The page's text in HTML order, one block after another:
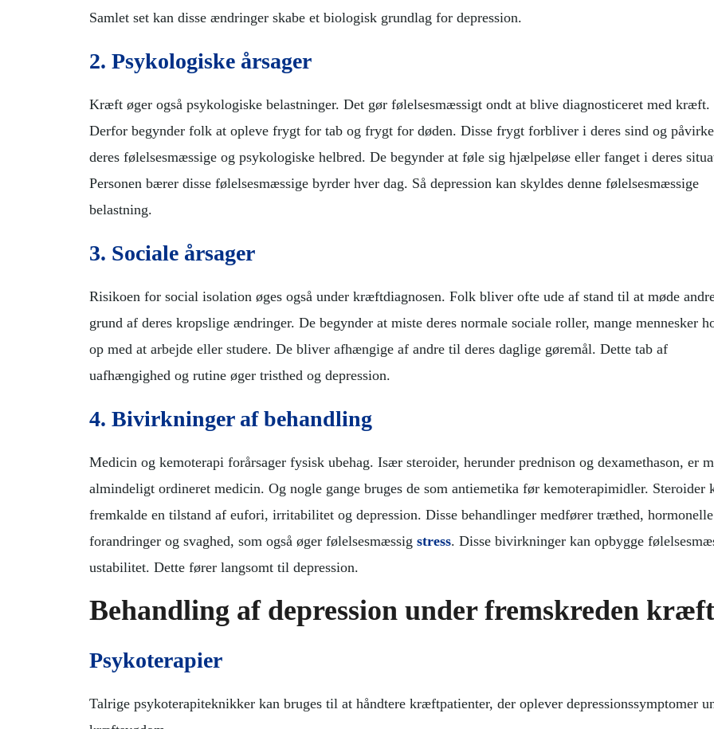
Samlet set kan disse ændringer skabe et biologisk grundlag for depression.
2. Psykologiske årsager
Kræft øger også psykologiske belastninger. Det gør følelsesmæssigt ondt at blive diagnosticeret med kræft.
Derfor begynder folk at opleve frygt for tab og frygt for døden. Disse frygt forbliver i deres sind og
deres følelsesmæssige og psykologiske helbred. De begynder at føle sig hjælpeløse eller fanget i deres
Personen bærer disse følelsesmæssige byrder hver dag. Så depression kan skyldes denne følelsesmæssige
belastning.
3. Sociale årsager
Risikoen for social isolation øges også under kræftdiagnosen. Folk bliver ofte ude af stand til at møde
grund af deres kropslige ændringer. De begynder at miste deres normale sociale roller, mange mennesker
op med at arbejde eller studere. De bliver afhængige af andre til deres daglige gøremål. Dette tab af
uafhængighed og rutine øger tristhed og depression.
4. Bivirkninger af behandling
Medicin og kemoterapi forårsager fysisk ubehag. Især steroider, herunder prednison og dexamethason, er
almindeligt ordineret medicin. Og nogle gange bruges de som antiemetika før kemoterapimidler. Steroider
fremkalde en tilstand af eufori, irritabilitet og depression. Disse behandlinger medfører træthed, hormonelle
forandringer og svaghed, som også øger følelsesmæssig stress. Disse bivirkninger kan opbygge
ustabilitet. Dette fører langsomt til depression.
Behandling af depression under fremskreden kræft
Psykoterapier
Talrige psykoterapiteknikker kan bruges til at håndtere kræftpatienter, der oplever depressionssymptomer